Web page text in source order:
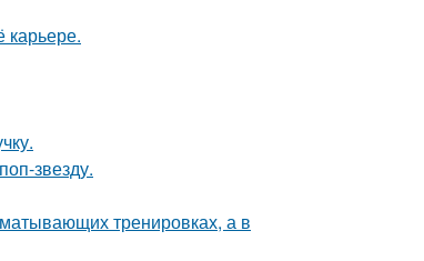
звезду.
тренировках, а в